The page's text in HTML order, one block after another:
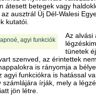
átesett betegek vagy
ausztrál Új Dél-Walesi
kutatói.
Az alvási
tünetek
szenved, az érintettek
is rányomja a
agyi funkciókra is hatással
számlájára írják, mely a
jön létre.